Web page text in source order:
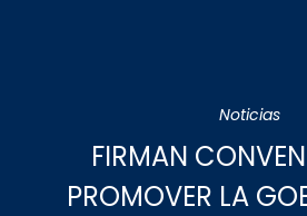
Noticias
FIRMAN
PROMOVER LA